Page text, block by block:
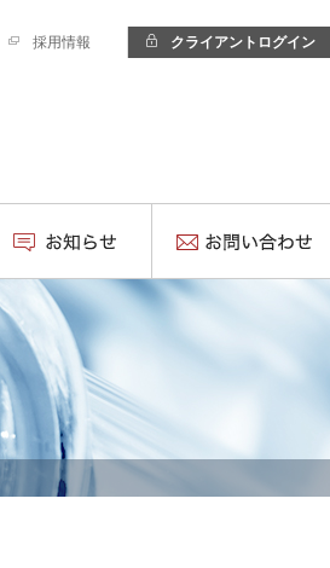
採用情報 クライアントログイン